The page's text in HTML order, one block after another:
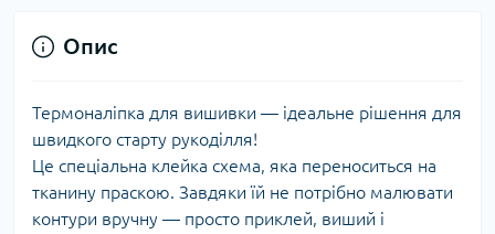
Опис
Термоналіпка для вишивки — ідеальне рішення для
швидкого старту рукоділля!
Це спеціальна клейка схема, яка переноситься на
тканину праскою. Завдяки їй не потрібно малювати
контури вручну — просто приклей, виший і